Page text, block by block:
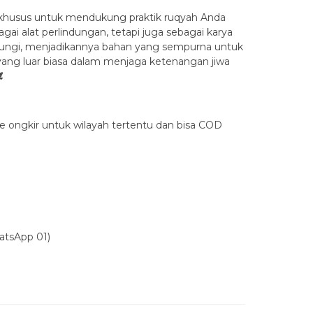
untuk mendukung praktik ruqyah Anda
alat perlindungan, tetapi juga sebagai karya
menjadikannya bahan yang sempurna untuk
luar biasa dalam menjaga ketenangan jiwa
ongkir untuk wilayah tertentu dan bisa COD
01)